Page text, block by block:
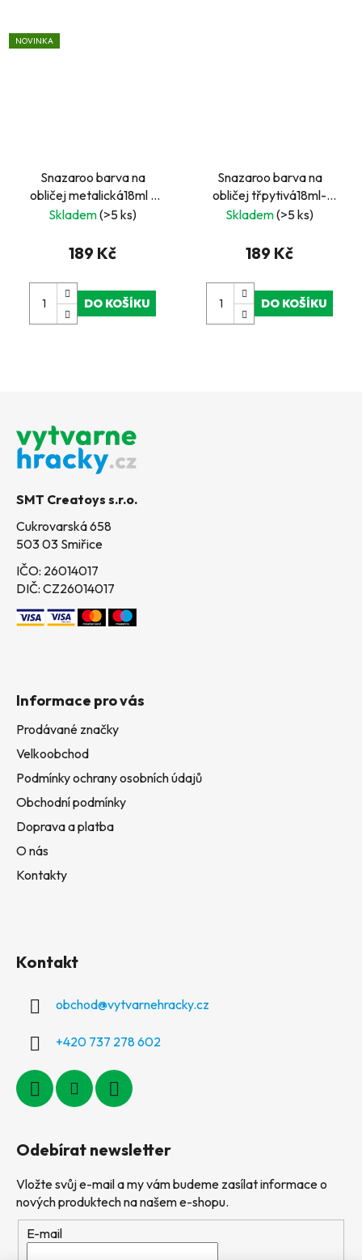
NOVINKA
Snazaroo barva na
obličej metalická18ml -
zelená
Skladem(>5 ks)
189 Kč
DO KOŠÍKU
Snazaroo barva na
obličej třpytivá18ml-
zelená světlá
Skladem(>5 ks)
189 Kč
DO KOŠÍKU
SMT Creatoys s.r.o.
Cukrovarská 658
503 03 Smiřice
IČO: 26014017
DIČ: CZ26014017
Informace pro vás
Prodávané značky
Velkoobchod
Podmínky ochrany osobních údajů
Obchodní podmínky
Doprava a platba
O nás
Kontakty
Kontakt
obchod@vytvarnehracky.cz
+420 737 278 602
Odebírat newsletter
Vložte svůj e-mail a my vám budeme zasílat informace o
nových produktech na našem e-shopu.
E-mail